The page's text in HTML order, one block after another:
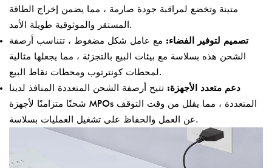
متينة وتخضع لمراقبة جودة صارمة ، مما يضمن إخراج الطاقة
المستقر والموثوقية طويلة الأمد.
تصميم لتوفير الفضاء: مع عامل شكل مضغوط ، تتناسب أرصفة
الشحن هذه بسلاسة مع بيئات البيع بالتجزئة ، مما يجعلها مثالية
لمحطات كونترتوب ومحطات نقاط البيع.
دعم متعدد الأجهزة: تتيح أرصفة الشحن المتعددة المنافذ لدينا
شحنًا متزامنًا لأجهزة MPOs المتعددة ، مما يقلل من وقت التوقف
عن العمل والحفاظ على تشغيل العمليات بسلاسة.